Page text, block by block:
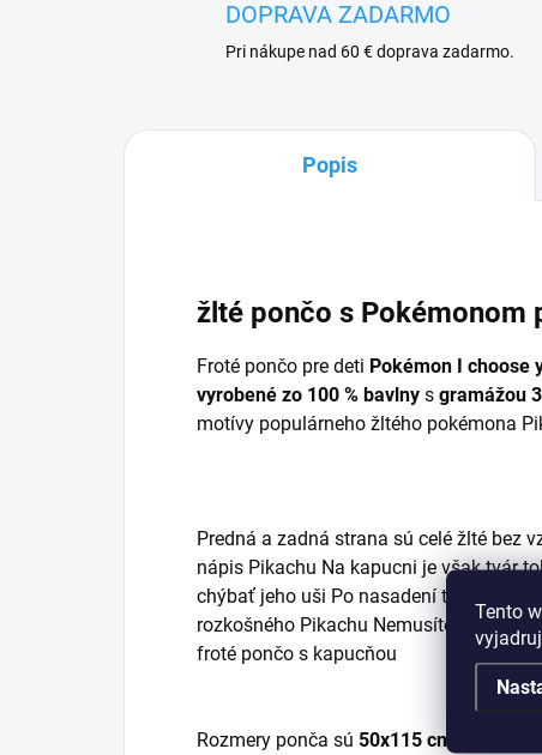
Tento
DOPRAVA ZADARMO
Pri nákupe nad 60 € doprava zadarmo.
Popis
žlté pončo s Pokémonom
Froté pončo pre deti Pokémon I choose
vyrobené zo 100 % bavlny s gramážou
motívy populárneho žltého pokémona
Predná a zadná strana sú celé žlté bez
nápis Pikachu Na kapucni je však tvár
chýbať jeho uši Po nasadení tohto
rozkošného Pikachu Nemusíte hľadať
froté pončo s kapucňou
Rozmery ponča sú 50x115 cm